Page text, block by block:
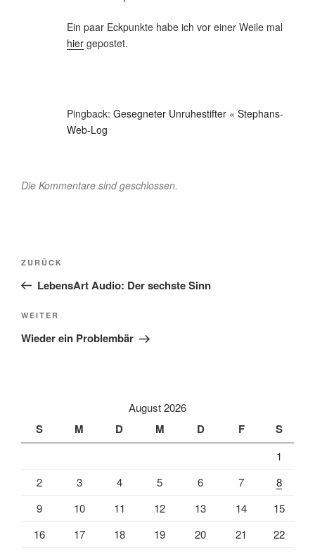
Ein paar Eckpunkte habe ich vor einer Weile mal
hier gepostet.
Pingback: Gesegneter Unruhestifter « Stephans-
Web-Log
Die Kommentare sind geschlossen.
Beitragsnavigation
Vorheriger
Beitrag
ZURÜCK
LebensArt Audio: Der sechste Sinn
Nächster
Beitrag
WEITER
Wieder ein Problembär
August 2026
S M D M D F S
1
2
3 4 5 6 7
8
9
10 11 12 13 14
15
16
17 18 19 20 21
22